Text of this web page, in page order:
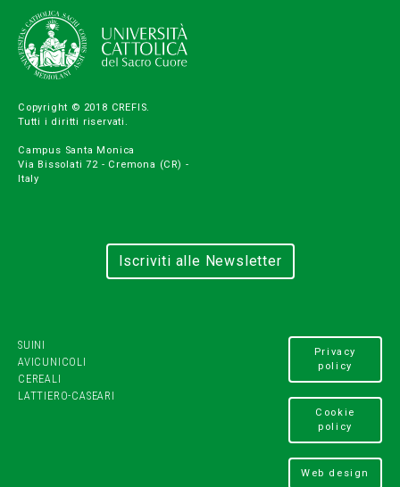
Copyright © 2018 CREFIS.
Tutti i diritti riservati.
Campus Santa Monica
Via Bissolati 72 - Cremona (CR) -
Italy
SUINI
AVICUNICOLI
CEREALI
LATTIERO-CASEARI
Iscriviti alle Newsletter
Privacy
policy
Cookie
policy
Web design